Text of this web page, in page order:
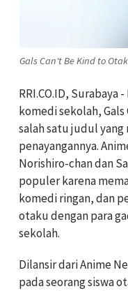
Gals Can't Be Kind to
RRI.CO.ID, Surabaya
komedi sekolah,
salah satu judul
penayangannya.
Norishiro-chan dan
populer karena
komedi ringan, dan
otaku dengan para
sekolah.
Dilansir dari Anime
pada seorang siswa